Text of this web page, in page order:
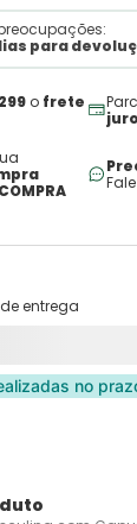
para
o frete
entrega
no